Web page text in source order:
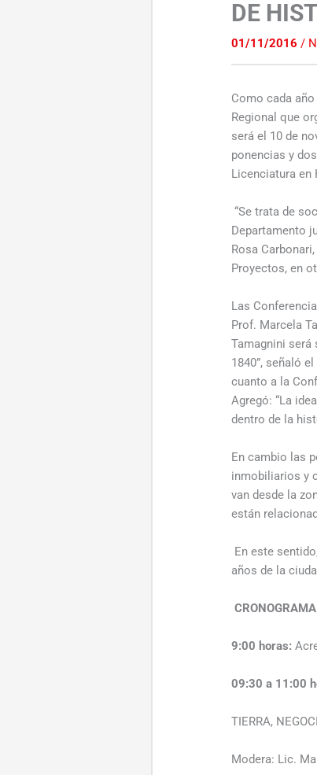
DE
01/11/2016/
Como cada
Regional que
será el 10 de
ponencias y
Licenciatura en
“Se trata de
Departamento
Rosa
Proyectos, en
Las
Prof. Marcela
Tamagnini será
1840”, señaló
cuanto a la
Agregó: “La
dentro de la
En cambio las
inmobiliarios y
van desde la
están
En este
años de la
CRONOGRAMA
9:00 horas:
09:30 a 11:00
TIERRA,
Modera: Lic.